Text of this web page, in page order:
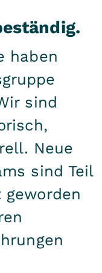
haben
sind
Neue
sind Teil
geworden